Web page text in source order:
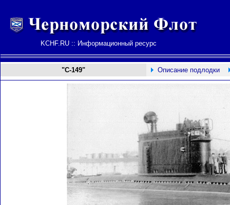
KCHF.RU :: Информационный ресурс
"С-149" Описание подлодки